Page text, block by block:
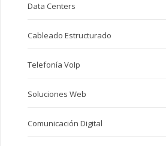
Data Centers
Cableado Estructurado
Telefonía VoIp
Soluciones Web
Comunicación Digital